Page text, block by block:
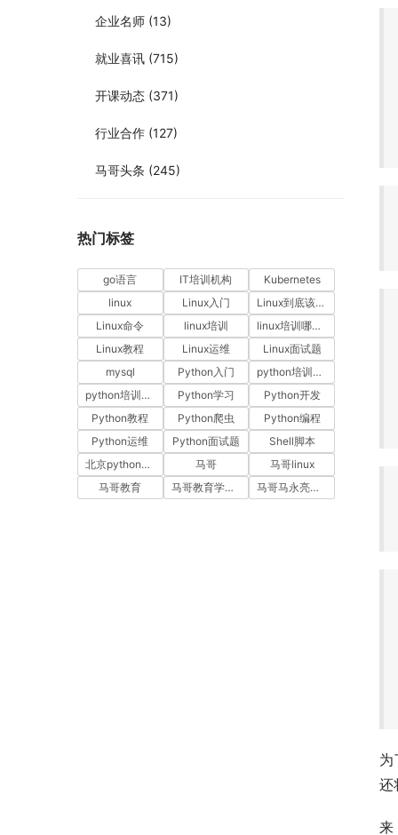
为
还
来
企业名师 (13)
就业喜讯 (715)
开课动态 (371)
行业合作 (127)
马哥头条 (245)
热门标签
go语言 IT培训机构
Kubernetes
linux
Linux入门
Linux到底该怎样学？
Linux命令
linux培训
linux培训哪家好
Linux教程
Linux运维
Linux面试题
mysql
Python入门
python培训哪家好
python培训排名
Python学习
Python开发
Python教程
Python爬虫
Python编程
Python运维
Python面试题
Shell脚本
北京python培训
马哥
马哥linux
马哥教育
马哥教育学员故事 马哥马永亮，马哥linux讲师，马哥教育ceo